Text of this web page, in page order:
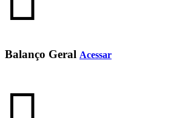
Balanço Geral Acessar